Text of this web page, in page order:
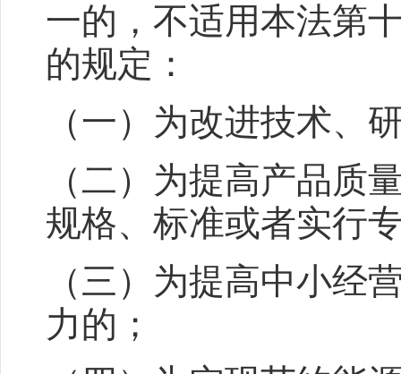
一的，不适用本法第
的规定：
（一）为改进技术、
（二）为提高产品质
规格、标准或者实行
（三）为提高中小经
力的；